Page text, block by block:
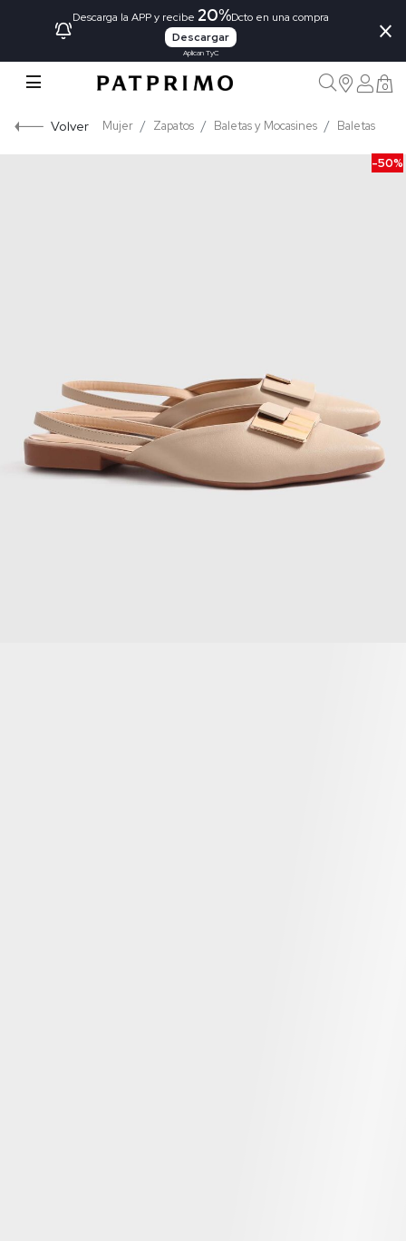
Descarga la APP y recibe 20%Dcto en una compra
Descargar
Aplican TyC
×
0
Volver Mujer Zapatos Baletas y Mocasines Baletas
-50%